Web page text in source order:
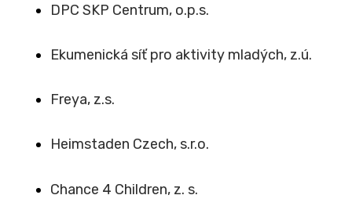
DPC SKP Centrum, o.p.s.
Ekumenická síť pro aktivity mladých, z.ú.
Freya, z.s.
Heimstaden Czech, s.r.o.
Chance 4 Children, z. s.